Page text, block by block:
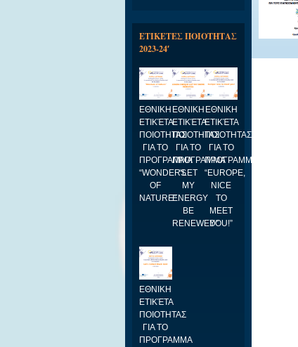
ΕΤΙΚΕΤΕΣ ΠΟΙΟΤΗΤΑΣ
2023-24′
ΕΘΝΙΚΗ
ΕΤΙΚΈΤΑ
ΠΟΙΟΤΗΤΑΣ
ΓΙΑ ΤΟ
ΠΡΟΓΡΑΜΜΑ
“WONDERS
OF
NATURE”
ΕΘΝΙΚΗ
ΕΤΙΚΈΤΑ
ΠΟΙΟΤΗΤΑΣ
ΓΙΑ ΤΟ
ΠΡΟΓΡΑΜΜΑ
“LET
MY
ENERGY
BE
RENEWED”
ΕΘΝΙΚΗ
ΕΤΙΚΈΤΑ
ΠΟΙΟΤΗΤΑΣ
ΓΙΑ ΤΟ
ΠΡΟΓΡΑΜΜΑ
“EUROPE,
NICE
TO
MEET
YOU!”
ΕΘΝΙΚΗ
ΕΤΙΚΈΤΑ
ΠΟΙΟΤΗΤΑΣ
ΓΙΑ ΤΟ
ΠΡΟΓΡΑΜΜΑ